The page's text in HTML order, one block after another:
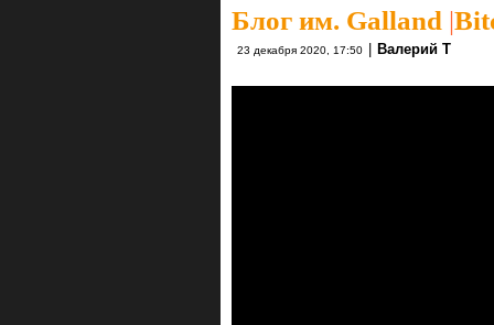
Блог им. Galland |
23 декабря 2020, 17:50 Валерий Т